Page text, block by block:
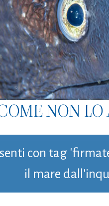
NON LO
con tag
il mare